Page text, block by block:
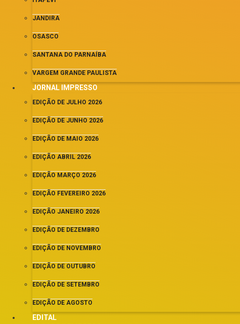
JANDIRA
OSASCO
SANTANA DO PARNAÍBA
VARGEM GRANDE PAULISTA
JORNAL IMPRESSO
EDIÇÃO DE JULHO 2026
EDIÇÃO DE JUNHO 2026
EDIÇÃO DE MAIO 2026
EDIÇÃO ABRIL 2026
EDIÇÃO MARÇO 2026
EDIÇÃO FEVEREIRO 2026
EDIÇÃO JANEIRO 2026
EDIÇÃO DE DEZEMBRO
EDIÇÃO DE NOVEMBRO
EDIÇÃO DE OUTUBRO
EDIÇÃO DE SETEMBRO
EDIÇÃO DE AGOSTO
EDITAL